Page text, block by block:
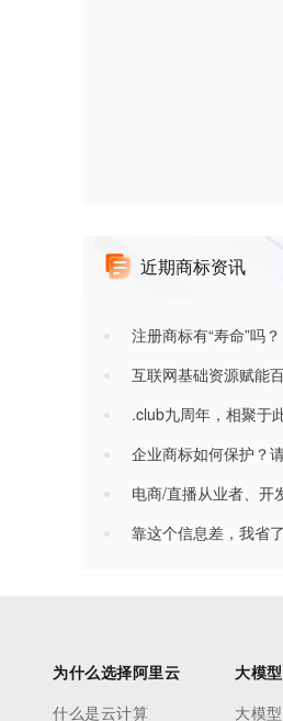
近期商标资讯
注册商标有“寿命”吗？
互联网基础资源赋能
.club九周年，相聚于
企业商标如何保护？
电商/直播从业者、开
靠这个信息差，我省